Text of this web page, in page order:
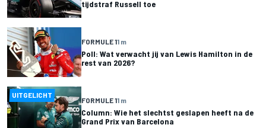
tijdstraf Russell toe
FORMULE 11 m
Poll: Wat verwacht jij van Lewis Hamilton in de
rest van 2026?
UITGELICHT
FORMULE 11 m
Column: Wie het slechtst geslapen heeft na de
Grand Prix van Barcelona